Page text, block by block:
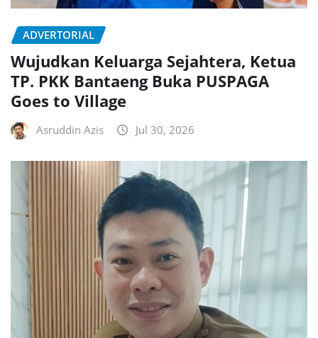
ADVERTORIAL
Wujudkan Keluarga Sejahtera, Ketua
TP. PKK Bantaeng Buka PUSPAGA
Goes to Village
Asruddin Azis Jul 30, 2026